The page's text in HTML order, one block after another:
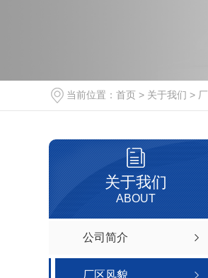
成都钢材
成都钢材
成都热弯
成都热弯
219
150
245H
当前位置： 首页 > 关于我们 >
关于我们
ABOUT
公司简介
厂区风貌